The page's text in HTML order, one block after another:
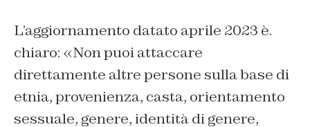
L’aggiornamento datato aprile 2023 è.
chiaro: «Non puoi attaccare
direttamente altre persone sulla base di
etnia, provenienza, casta, orientamento
sessuale, genere, identità di genere,